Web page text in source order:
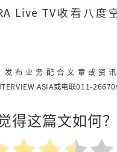
Live TV收看八度
发布业务配合文章或资
或电联011-
得这篇文如何？